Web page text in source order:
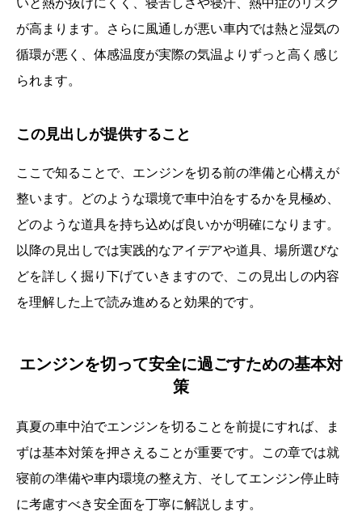
いと熱が抜けにくく、寝苦しさや寝汗、熱中症のリスク
が高まります。さらに風通しが悪い車内では熱と湿気の
循環が悪く、体感温度が実際の気温よりずっと高く感じ
られます。
この見出しが提供すること
ここで知ることで、エンジンを切る前の準備と心構えが
整います。どのような環境で車中泊をするかを見極め、
どのような道具を持ち込めば良いかが明確になります。
以降の見出しでは実践的なアイデアや道具、場所選びな
どを詳しく掘り下げていきますので、この見出しの内容
を理解した上で読み進めると効果的です。
エンジンを切って安全に過ごすための基本対
策
真夏の車中泊でエンジンを切ることを前提にすれば、ま
ずは基本対策を押さえることが重要です。この章では就
寝前の準備や車内環境の整え方、そしてエンジン停止時
に考慮すべき安全面を丁寧に解説します。